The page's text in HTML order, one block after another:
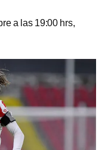
a las 19:00 hrs,